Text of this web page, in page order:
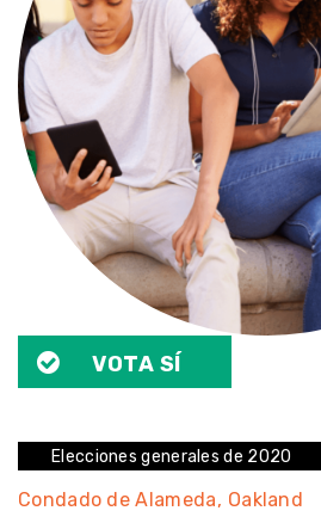
VOTA SÍ
Elecciones generales de 2020
Condado de Alameda Oakland